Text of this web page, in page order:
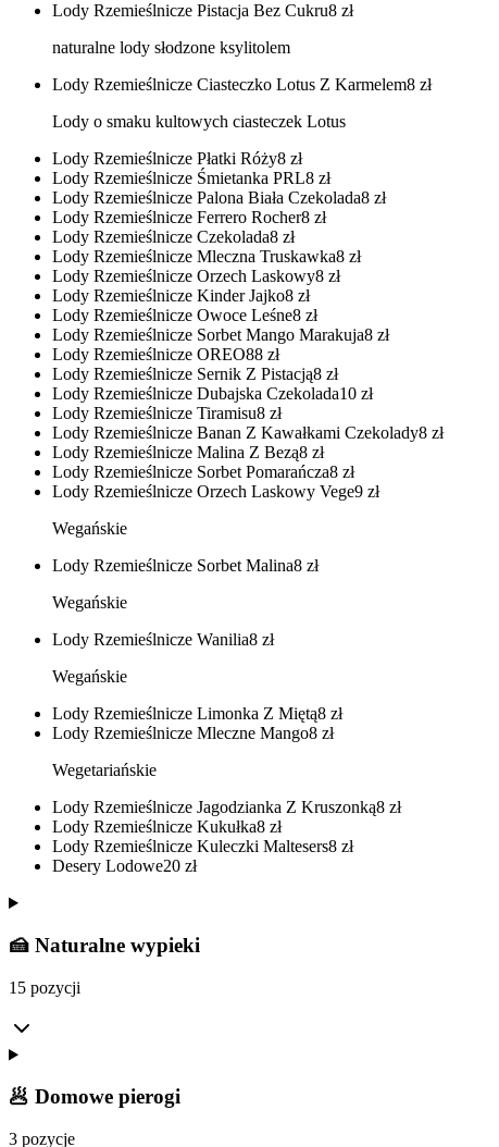
Lody Rzemieślnicze Pistacja Bez Cukru8 zł
naturalne lody słodzone ksylitolem
Lody Rzemieślnicze Ciasteczko Lotus Z Karmelem8 zł
Lody o smaku kultowych ciasteczek Lotus
Lody Rzemieślnicze Płatki Róży8 zł
Lody Rzemieślnicze Śmietanka PRL8 zł
Lody Rzemieślnicze Palona Biała Czekolada8 zł
Lody Rzemieślnicze Ferrero Rocher8 zł
Lody Rzemieślnicze Czekolada8 zł
Lody Rzemieślnicze Mleczna Truskawka8 zł
Lody Rzemieślnicze Orzech Laskowy8 zł
Lody Rzemieślnicze Kinder Jajko8 zł
Lody Rzemieślnicze Owoce Leśne8 zł
Lody Rzemieślnicze Sorbet Mango Marakuja8 zł
Lody Rzemieślnicze OREO88 zł
Lody Rzemieślnicze Sernik Z Pistacją8 zł
Lody Rzemieślnicze Dubajska Czekolada10 zł
Lody Rzemieślnicze Tiramisu8 zł
Lody Rzemieślnicze Banan Z Kawałkami Czekolady8 zł
Lody Rzemieślnicze Malina Z Bezą8 zł
Lody Rzemieślnicze Sorbet Pomarańcza8 zł
Lody Rzemieślnicze Orzech Laskowy Vege9 zł
Wegańskie
Lody Rzemieślnicze Sorbet Malina8 zł
Wegańskie
Lody Rzemieślnicze Wanilia8 zł
Wegańskie
Lody Rzemieślnicze Limonka Z Miętą8 zł
Lody Rzemieślnicze Mleczne Mango8 zł
Wegetariańskie
Lody Rzemieślnicze Jagodzianka Z Kruszonką8 zł
Lody Rzemieślnicze Kukułka8 zł
Lody Rzemieślnicze Kuleczki Maltesers8 zł
Desery Lodowe20 zł
🍰 Naturalne wypieki
15 pozycji
🥟 Domowe pierogi
3 pozycje